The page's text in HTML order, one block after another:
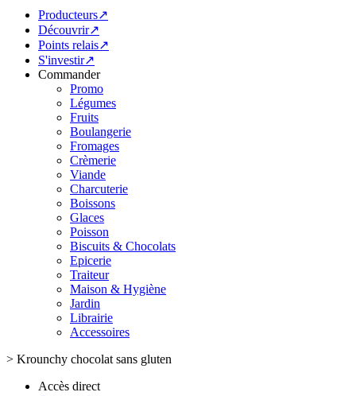
Producteurs↗
Découvrir↗
Points relais↗
S'investir↗
Commander
Promo
Légumes
Fruits
Boulangerie
Fromages
Crèmerie
Viande
Charcuterie
Boissons
Glaces
Poisson
Biscuits & Chocolats
Epicerie
Traiteur
Maison & Hygiène
Jardin
Librairie
Accessoires
> Krounchy chocolat sans gluten
Accès direct